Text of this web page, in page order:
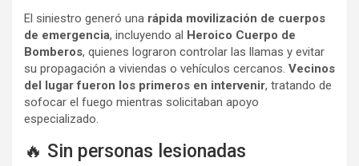
El siniestro generó una rápida movilización de cuerpos
de emergencia, incluyendo al Heroico Cuerpo de
Bomberos, quienes lograron controlar las llamas y evitar
su propagación a viviendas o vehículos cercanos. Vecinos
del lugar fueron los primeros en intervenir, tratando de
sofocar el fuego mientras solicitaban apoyo
especializado.
🔥 Sin personas lesionadas